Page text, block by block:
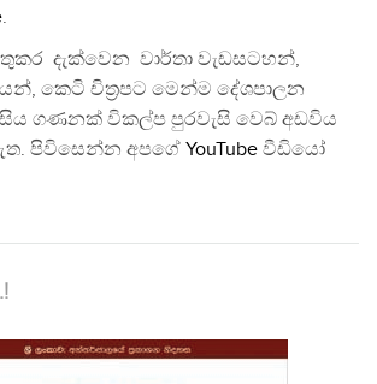
.
දැක්වෙන වාර්තා වැඩසටහන්,
කෙටි චිත්‍රපට මෙන්ම දේශපාලන
සිය ගණනක් විකල්ප පුරවැසි වෙබ් අඩවිය
පිවිසෙන්න අපගේ YouTube වීඩියෝ